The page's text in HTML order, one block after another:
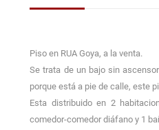
Piso en RUA Goya, a la venta.
Se trata de un bajo sin
porque está a pie de calle, este
Esta distribuido en 2
comedor-comedor diáfano y 1